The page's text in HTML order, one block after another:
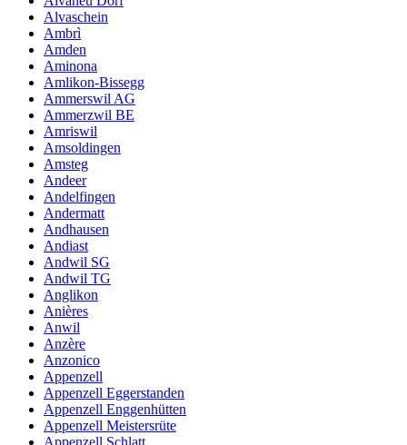
Alvaschein
Ambrì
Amden
Aminona
Amlikon-Bissegg
Ammerswil AG
Ammerzwil BE
Amriswil
Amsoldingen
Amsteg
Andeer
Andelfingen
Andermatt
Andhausen
Andiast
Andwil SG
Andwil TG
Anglikon
Anières
Anwil
Anzère
Anzonico
Appenzell
Appenzell Eggerstanden
Appenzell Enggenhütten
Appenzell Meistersrüte
Appenzell Schlatt